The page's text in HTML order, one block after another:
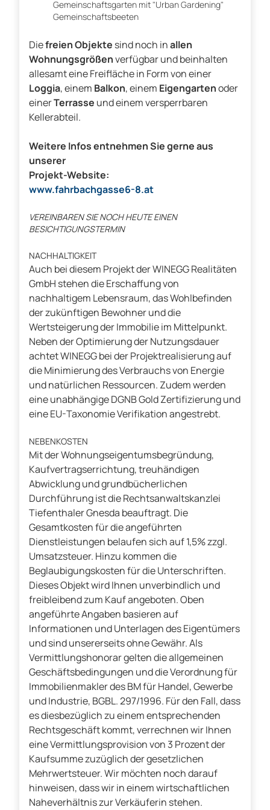
Gemeinschaftsgarten mit "Urban Gardening"
Gemeinschaftsbeeten
Diefreien Objekte sind noch inallen
Wohnungsgrößenverfügbar und beinhalten
allesamt eine Freifläche in Form von einer
Loggia, einem Balkon, einem Eigengartenoder
einerTerrasse und einem versperrbaren
Kellerabteil.
Weitere Infos entnehmen Sie gerne aus
unserer
Projekt-Website:
www.fahrbachgasse6-8.at
VEREINBAREN SIE NOCH HEUTE EINEN
BESICHTIGUNGSTERMIN
NACHHALTIGKEIT
Auch bei diesem Projekt der WINEGG Realitäten
GmbH stehen die Erschaffung von
nachhaltigem Lebensraum, das Wohlbefinden
der zukünftigen Bewohner und die
Wertsteigerung der Immobilie im Mittelpunkt.
Neben der Optimierung der Nutzungsdauer
achtet WINEGG bei der Projektrealisierung auf
die Minimierung des Verbrauchs von Energie
und natürlichen Ressourcen. Zudem werden
eine unabhängige DGNB Gold Zertifizierung und
eine EU-Taxonomie Verifikation angestrebt.
NEBENKOSTEN
Mit der Wohnungseigentumsbegründung,
Kaufvertragserrichtung, treuhändigen
Abwicklung und grundbücherlichen
Durchführung ist die Rechtsanwaltskanzlei
Tiefenthaler Gnesda beauftragt. Die
Gesamtkosten für die angeführten
Dienstleistungen belaufen sich auf 1,5% zzgl.
Umsatzsteuer. Hinzu kommen die
Beglaubigungskosten für die Unterschriften.
Dieses Objekt wird Ihnen unverbindlich und
freibleibend zum Kauf angeboten. Oben
angeführte Angaben basieren auf
Informationen und Unterlagen des Eigentümers
und sind unsererseits ohne Gewähr. Als
Vermittlungshonorar gelten die allgemeinen
Geschäftsbedingungen und die Verordnung für
Immobilienmakler des BM für Handel, Gewerbe
und Industrie, BGBL. 297/1996. Für den Fall, dass
es diesbezüglich zu einem entsprechenden
Rechtsgeschäft kommt, verrechnen wir Ihnen
eine Vermittlungsprovision von 3 Prozent der
Kaufsumme zuzüglich der gesetzlichen
Mehrwertsteuer. Wir möchten noch darauf
hinweisen, dass wir in einem wirtschaftlichen
Naheverhältnis zur Verkäuferin stehen.